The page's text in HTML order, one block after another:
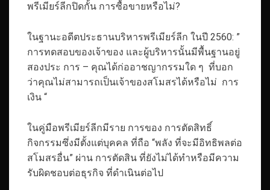
พรีเมียร์ลีกปิดกั้น การซื้อขายหรือไม่?
ในฐานะอดีตประธานบริหารพรีเมียร์ลีก ในปี 2560: ”
การทดสอบของเจ้าของ และผู้บริหารนั้นมีพื้นฐานอยู่
สองประ การ – คุณได้ก่ออาชญากรรมใด ๆ ที่บอก
ว่าคุณไม่สามารถเป็นเจ้าของสโมสรได้หรือไม่ การ
เงิน “
ในคู่มือพรีเมียร์ลีกมีราย การของ การตัดสิทธิ์
กิจกรรมซึ่งมีตั้งแต่บุคคล ที่ถือ “พลัง ที่จะมีอิทธิพลต่อ
สโมสรอื่น” ผ่าน การตัดสิน ที่ยังไม่ได้ทำหรือมีความ
รับผิดชอบต่อธุรกิจ ที่ดำเนินต่อไป